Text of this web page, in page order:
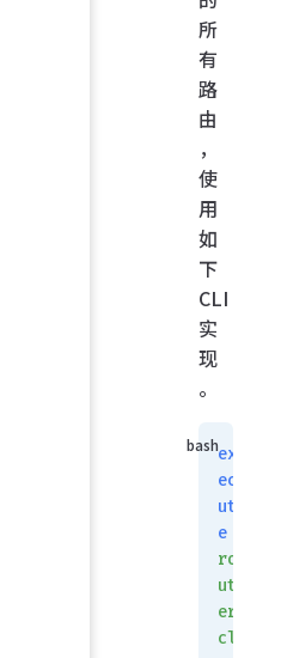
所
有
路
由
，
使
用
如
下
CLI
实
现
。
ex
ec
ut
e
ro
ut
er
cl